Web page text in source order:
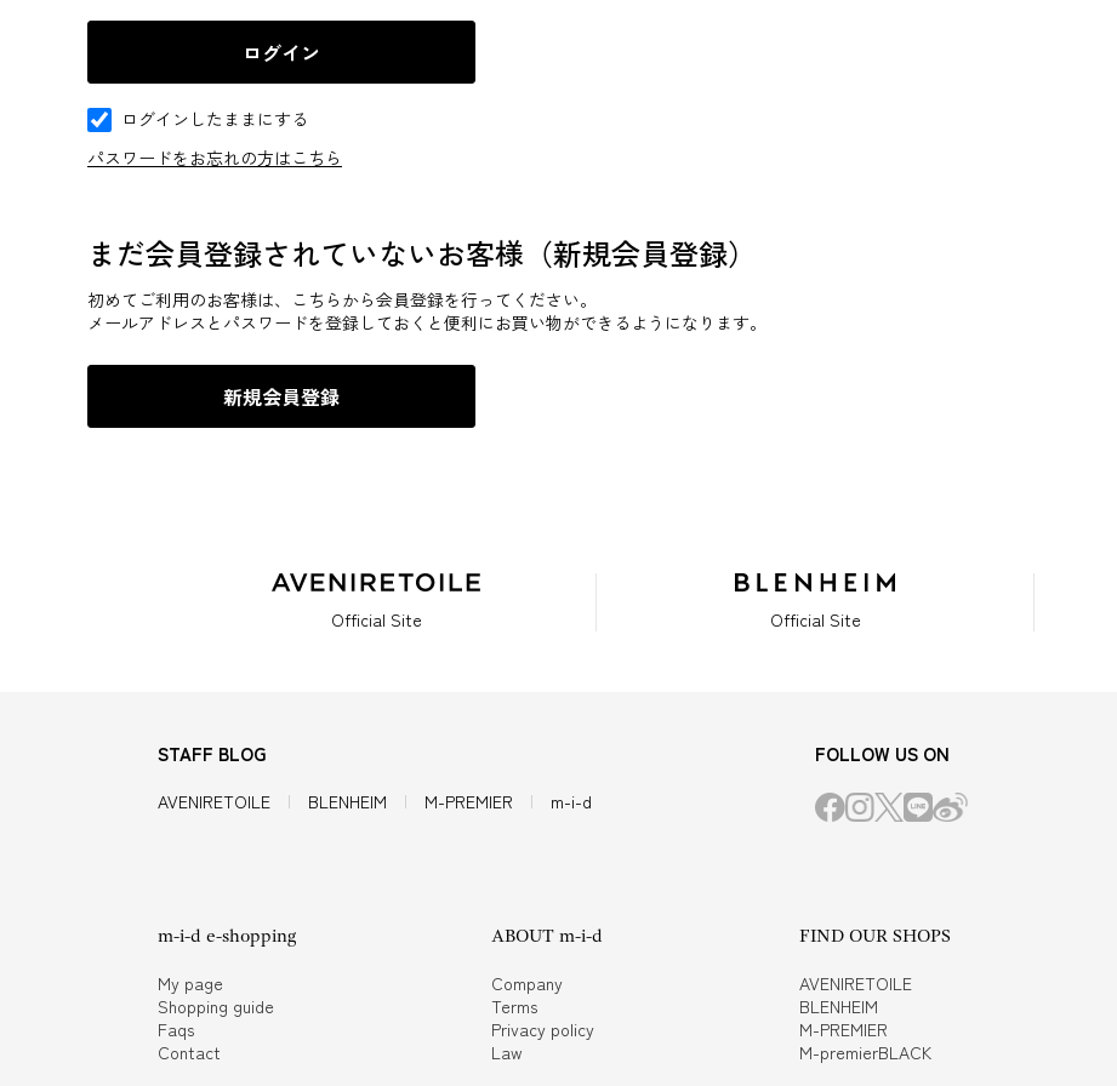
ログインしたままにする
パスワードをお忘れの方はこちら
まだ会員登録されていないお客様 （新規会員登録）
初めてご利用のお客様は、こちらから会員登録を行ってください。
メールアドレスとパスワードを登録しておくと便利にお買い物ができるようになります。
Official Site Official Site
STAFF BLOG
AVENIRETOILE BLENHEIM M-PREMIER m-i-d
FOLLOW US ON
m-i-d e-shopping
My page
Shopping guide
Faqs
Contact
ABOUT m-i-d
Company
Terms
Privacy policy
Law
FIND OUR SHOPS
AVENIRETOILE
BLENHEIM
M-PREMIER
M-premierBLACK